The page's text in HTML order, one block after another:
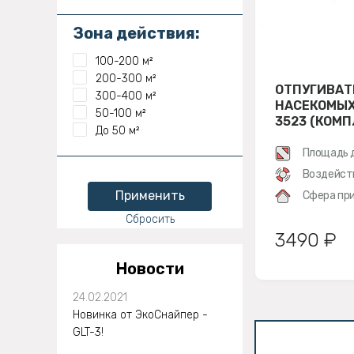
Зона действия:
100-200 м²
200-300 м²
300-400 м²
50-100 м²
До 50 м²
Применить
Сбросить
Новости
24.02.2021
Новинка от ЭкоСнайпер -
GLT-3!
НАСЕКОМЫХ
3523
Площадь
Сфера
3490 ₽